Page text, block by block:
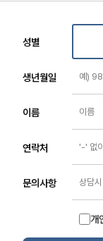
성별
생년월일
이름
연락처
문의사항
개